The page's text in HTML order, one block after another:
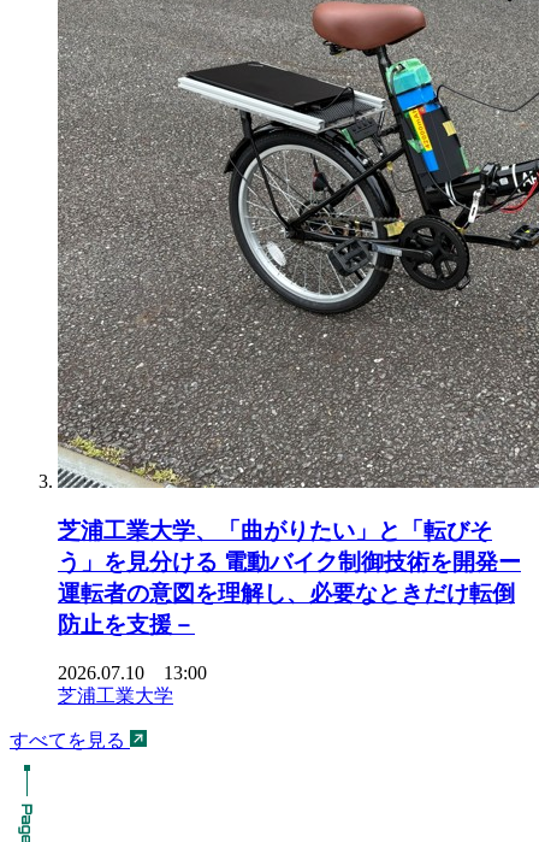
芝浦工業大学、「曲がりたい」と「転びそ
う」を見分ける 電動バイク制御技術を開発ー
運転者の意図を理解し、必要なときだけ転倒
防止を支援－
2026.07.10 13:00
芝浦工業大学
すべてを見る